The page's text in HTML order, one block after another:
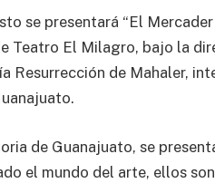
se presentará “El
Teatro El Milagro, bajo la
Resurrección de Mahaler,
de Guanajuato, se
el mundo del arte, ellos